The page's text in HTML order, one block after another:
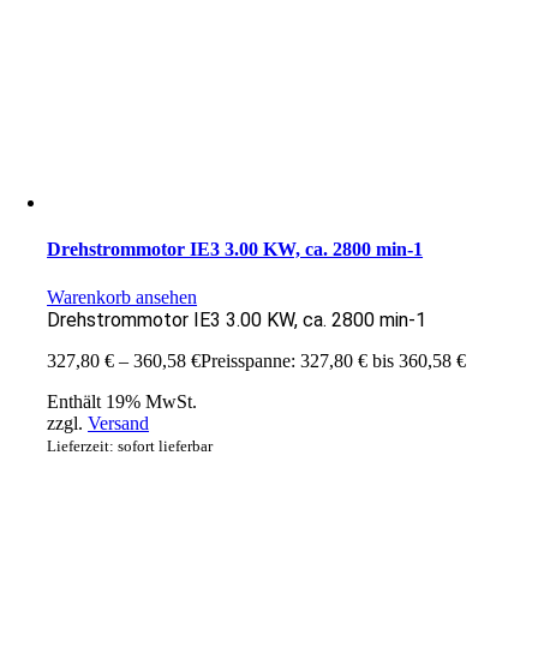
Drehstrommotor IE3 3.00 KW, ca. 2800 min-1
Warenkorb ansehen
Drehstrommotor IE3 3.00 KW, ca. 2800 min-1
327,80€ –360,58€Preisspanne: 327,80 € bis 360,58 €
Enthält 19% MwSt.
zzgl.Versand
Lieferzeit: sofort lieferbar